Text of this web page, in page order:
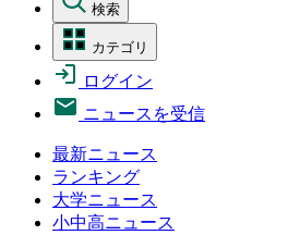
検索
カテゴリ
ログイン
ニュースを受信
最新ニュース
ランキング
大学ニュース
小中高ニュース